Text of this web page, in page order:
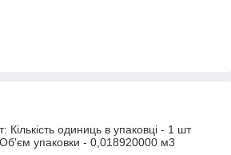
Кількість одиниць в упаковці - 1 шт
упаковки - 0,018920000 м3